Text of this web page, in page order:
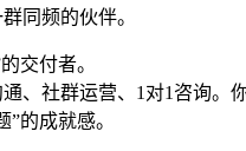
同频的伙伴。
交付者。
、社群运营、1对1咨询。
”的成就感。